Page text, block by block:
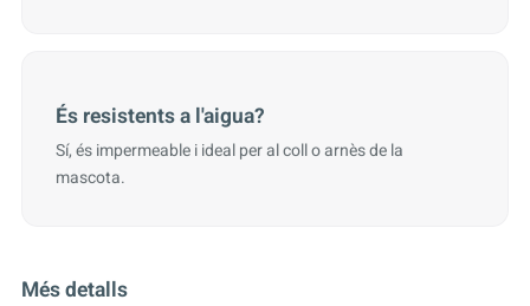
És resistents a l'aigua?
Sí, és impermeable i ideal per al coll o arnès de la
mascota.
Més detalls